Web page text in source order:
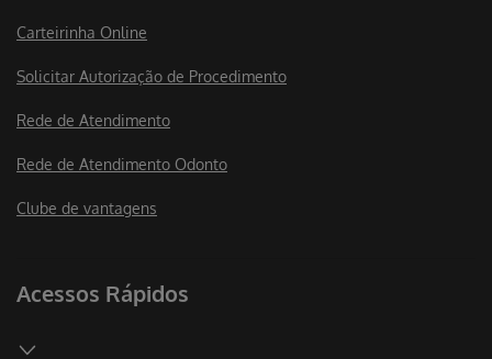
Carteirinha Online
Solicitar Autorização de Procedimento
Rede de Atendimento
Rede de Atendimento Odonto
Clube de vantagens
Acessos Rápidos